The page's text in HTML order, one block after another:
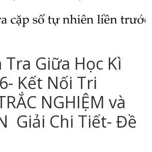
Giữa Học Kì
Kết Nối Tri
NGHIỆM và
Giải Chi Tiết- Đề